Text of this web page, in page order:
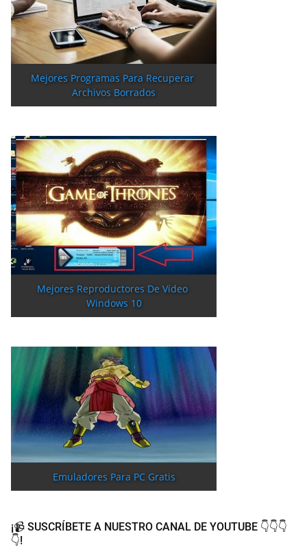
Mejores Programas Para Recuperar
Archivos Borrados
Mejores Reproductores De Vídeo
Windows 10
Emuladores Para PC Gratis
¡📹 SUSCRÍBETE A NUESTRO CANAL DE YOUTUBE 👇👇👇
👇!